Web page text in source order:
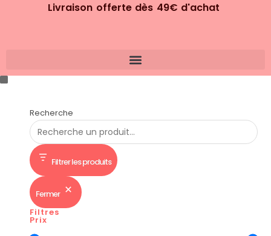
Livraison offerte dès 49€ d'achat
Recherche
Filtrer les produits
Fermer
Filtres
Prix